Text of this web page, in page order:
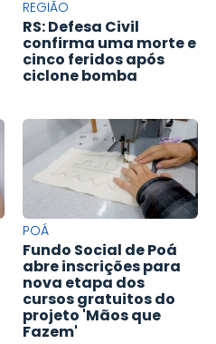
REGIÃO
RS: Defesa Civil
confirma uma morte e
cinco feridos após
ciclone bomba
POÁ
Fundo Social de Poá
abre inscrições para
nova etapa dos
cursos gratuitos do
projeto 'Mãos que
Fazem'